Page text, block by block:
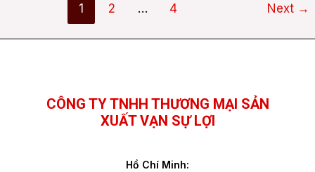
1 2 … 4 Next →
CÔNG TY TNHH THƯƠNG MẠI SẢN
XUẤT VẠN SỰ LỢI
Hồ Chí Minh:
Facebook
YouTube
TikTok